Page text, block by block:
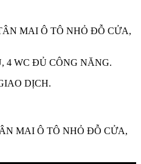
MAI Ô TÔ NHỎ ĐỖ CỬA,
4 WC ĐỦ CÔNG NĂNG.
DỊCH.